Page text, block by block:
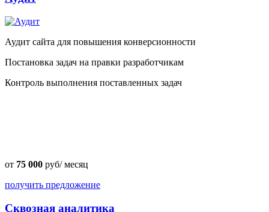
Аудит сайта для повышения конверсионности
Постановка задач на правки разработчикам
Контроль выполнения поставленных задач
от 75 000 руб/ месяц
получить предложение
Сквозная аналитика